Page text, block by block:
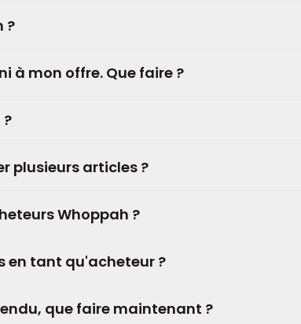
?
à mon offre. Que faire ?
plusieurs articles ?
Whoppah ?
en tant qu'acheteur ?
que faire maintenant ?